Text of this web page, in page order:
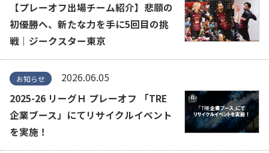
【プレーオフ出場チーム紹介】悲願の
初優勝へ、新たな力を手に5回目の挑
戦｜ジークスター東京
お知らせ
2026.06.05
2025-26 リーグＨ プレーオフ 「TRE
企業ブース」にてリサイクルイベント
を実施！